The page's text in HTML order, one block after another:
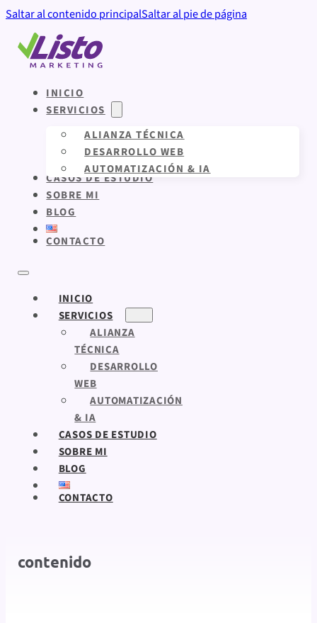
Saltar al contenido principalSaltar al pie de página
INICIO
SERVICIOS
ALIANZA TÉCNICA
DESARROLLO WEB
AUTOMATIZACIÓN & IA
CASOS DE ESTUDIO
SOBRE MI
BLOG
CONTACTO
INICIO
SERVICIOS
ALIANZA
TÉCNICA
DESARROLLO
WEB
AUTOMATIZACIÓN
& IA
CASOS DE ESTUDIO
SOBRE MI
BLOG
CONTACTO
contenido